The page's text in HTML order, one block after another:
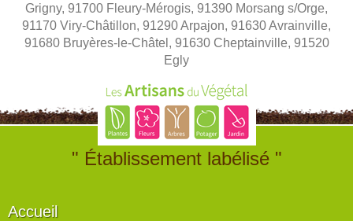
Grigny, 91700 Fleury-Mérogis, 91390 Morsang s/Orge,
91170 Viry-Châtillon, 91290 Arpajon, 91630 Avrainville,
91680 Bruyères-le-Châtel, 91630 Cheptainville, 91520
Egly
" Établissement labélisé "
Accueil